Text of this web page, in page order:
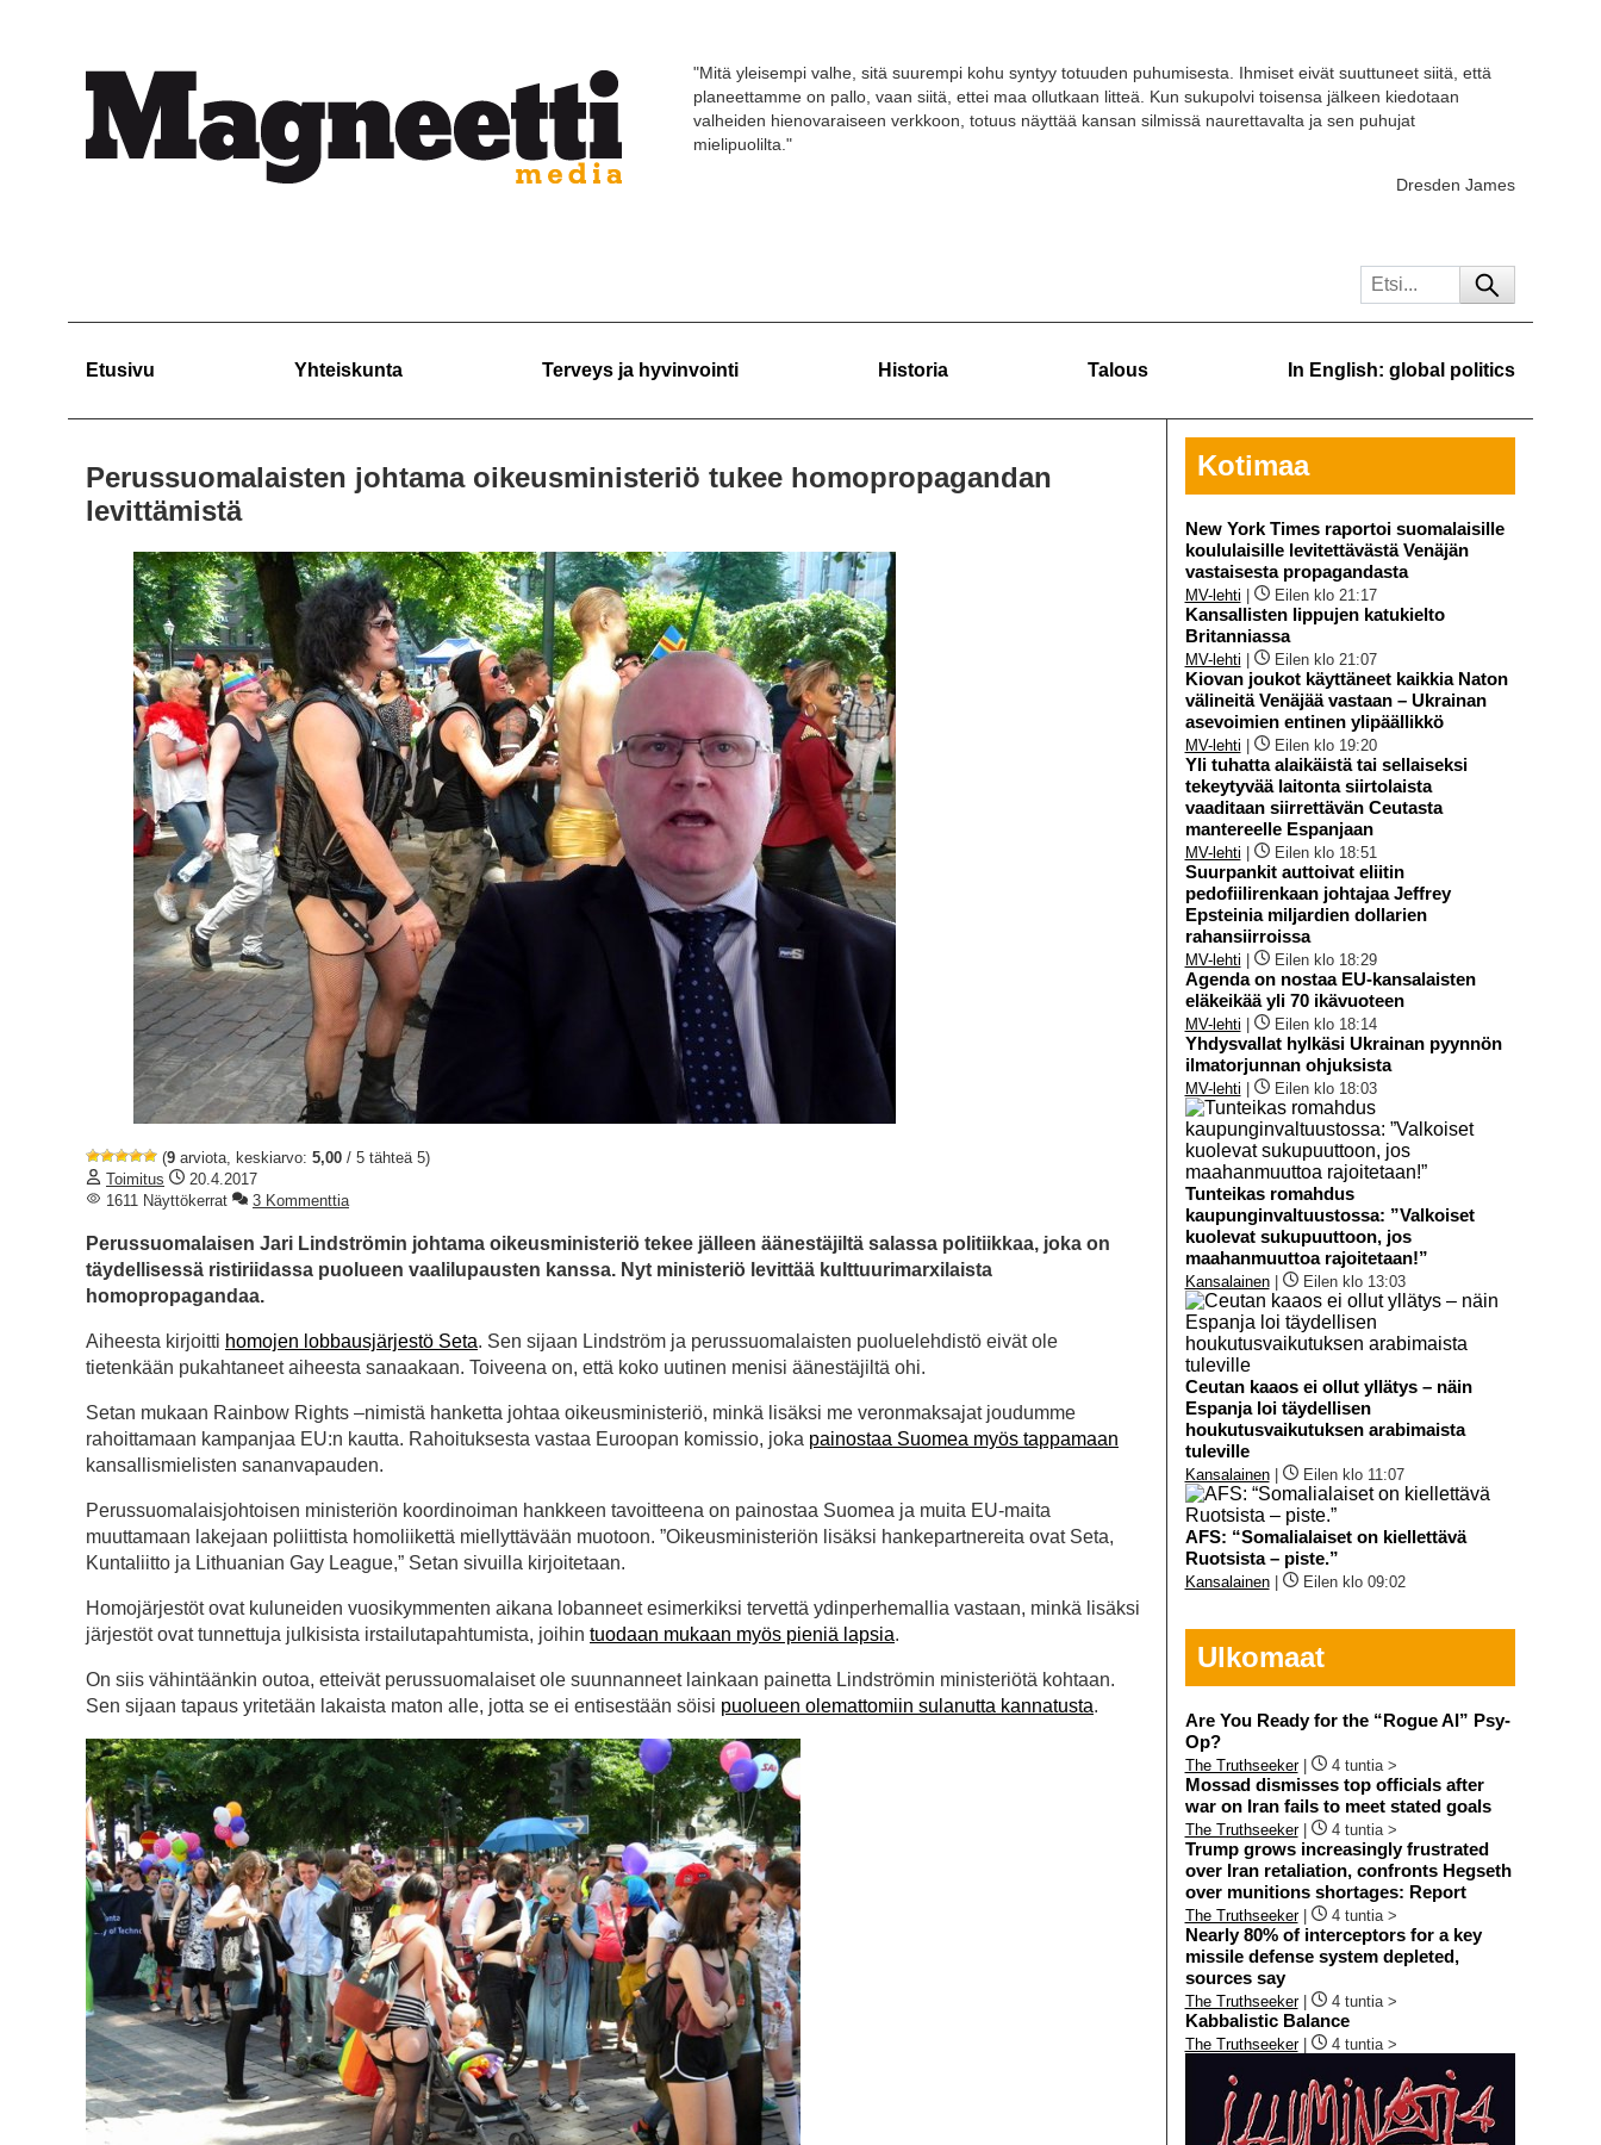
"Mitä yleisempi valhe, sitä suurempi kohu syntyy totuuden puhumisesta. Ihmiset eivät suuttuneet siitä, että
planeettamme on pallo, vaan siitä, ettei maa ollutkaan litteä. Kun sukupolvi toisensa jälkeen kiedotaan
valheiden hienovaraiseen verkkoon, totuus näyttää kansan silmissä naurettavalta ja sen puhujat
mielipuolilta."
Dresden James
Etusivu Yhteiskunta Terveys ja hyvinvointi Historia Talous In English: global politics
Perussuomalaisten johtama oikeusministeriö tukee homopropagandan
levittämistä
(9 arviota, keskiarvo: 5,00 / 5 tähteä 5)
Toimitus
20.4.2017
1611 Näyttökerrat
3 Kommenttia
Perussuomalaisen Jari Lindströmin johtama oikeusministeriö tekee jälleen äänestäjiltä salassa politiikkaa, joka on
täydellisessä ristiriidassa puolueen vaalilupausten kanssa. Nyt ministeriö levittää kulttuurimarxilaista
homopropagandaa.
Aiheesta kirjoitti homojen lobbausjärjestö Seta. Sen sijaan Lindström ja perussuomalaisten puoluelehdistö eivät ole
tietenkään pukahtaneet aiheesta sanaakaan. Toiveena on, että koko uutinen menisi äänestäjiltä ohi.
Setan mukaan Rainbow Rights –nimistä hanketta johtaa oikeusministeriö, minkä lisäksi me veronmaksajat joudumme
rahoittamaan kampanjaa EU:n kautta. Rahoituksesta vastaa Euroopan komissio, joka painostaa Suomea myös tappamaan
kansallismielisten sananvapauden.
Perussuomalaisjohtoisen ministeriön koordinoiman hankkeen tavoitteena on painostaa Suomea ja muita EU-maita
muuttamaan lakejaan poliittista homoliikettä miellyttävään muotoon. ”Oikeusministeriön lisäksi hankepartnereita ovat Seta,
Kuntaliitto ja Lithuanian Gay League,” Setan sivuilla kirjoitetaan.
Homojärjestöt ovat kuluneiden vuosikymmenten aikana lobanneet esimerkiksi tervettä ydinperhemallia vastaan, minkä lisäksi
järjestöt ovat tunnettuja julkisista irstailutapahtumista, joihin tuodaan mukaan myös pieniä lapsia.
On siis vähintäänkin outoa, etteivät perussuomalaiset ole suunnanneet lainkaan painetta Lindströmin ministeriötä kohtaan.
Sen sijaan tapaus yritetään lakaista maton alle, jotta se ei entisestään söisi puolueen olemattomiin sulanutta kannatusta.
Kotimaa
New York Times raportoi suomalaisille
koululaisille levitettävästä Venäjän
vastaisesta propagandasta
MV-lehti Eilen klo 21:17
Kansallisten lippujen katukielto
Britanniassa
MV-lehti Eilen klo 21:07
Kiovan joukot käyttäneet kaikkia Naton
välineitä Venäjää vastaan – Ukrainan
asevoimien entinen ylipäällikkö
MV-lehti Eilen klo 19:20
Yli tuhatta alaikäistä tai sellaiseksi
tekeytyvää laitonta siirtolaista
vaaditaan siirrettävän Ceutasta
mantereelle Espanjaan
MV-lehti Eilen klo 18:51
Suurpankit auttoivat eliitin
pedofiilirenkaan johtajaa Jeffrey
Epsteinia miljardien dollarien
rahansiirroissa
MV-lehti Eilen klo 18:29
Agenda on nostaa EU-kansalaisten
eläkeikää yli 70 ikävuoteen
MV-lehti Eilen klo 18:14
Yhdysvallat hylkäsi Ukrainan pyynnön
ilmatorjunnan ohjuksista
MV-lehti Eilen klo 18:03
Tunteikas romahdus
kaupunginvaltuustossa: ”Valkoiset
kuolevat sukupuuttoon, jos
maahanmuuttoa rajoitetaan!”
Kansalainen| Eilen klo 13:03
Ceutan kaaos ei ollut yllätys – näin
Espanja loi täydellisen
houkutusvaikutuksen arabimaista
tuleville
Kansalainen| Eilen klo 11:07
AFS: “Somalialaiset on kiellettävä
Ruotsista – piste.”
Kansalainen| Eilen klo 09:02
Ulkomaat
Are You Ready for the “Rogue AI” Psy-
Op?
The Truthseeker| 4 tuntia >
Mossad dismisses top officials after
war on Iran fails to meet stated goals
The Truthseeker| 4 tuntia >
Trump grows increasingly frustrated
over Iran retaliation, confronts Hegseth
over munitions shortages: Report
The Truthseeker| 4 tuntia >
Nearly 80% of interceptors for a key
missile defense system depleted,
sources say
The Truthseeker| 4 tuntia >
Kabbalistic Balance
The Truthseeker| 4 tuntia >